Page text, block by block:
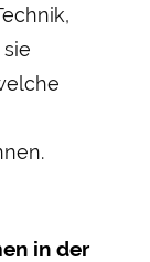
in der